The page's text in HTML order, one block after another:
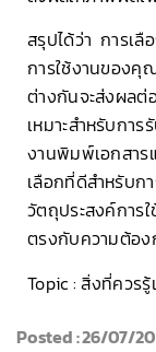
สรุปได้ว่า การเลื
การใช้งานของ
ต่างกันจะส่งผลต่
เหมาะสำหรับกา
งานพิมพ์เอกสาร
เลือกที่ดีสำหรั
วัตถุประสงค์การ
ตรงกับความต้อง
Topic : สิ่งที่ควร
Posted : 26/07/